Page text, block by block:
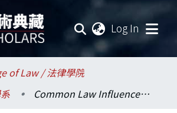
Log In
Collections
of Law / 法律學院
Common Law Influences in Private Law—Taiwan’s Experiences Related to Corporate Law